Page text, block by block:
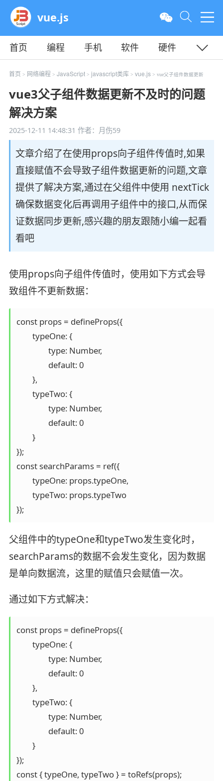
vue.js
首页 编程 手机 软件
硬件
教程
平面 服务器
首页 > 网络编程 > JavaScript> javascript类库> vue.js> vue父子组件数据更新
vue3父子组件数据更新不及时的问题
解决方案
2025-12-11 14:48:31 作者：月伤59
文章介绍了在使用props向子组件传值时,如果
直接赋值不会导致子组件数据更新的问题,文章
提供了解决方案,通过在父组件中使用 nextTick
确保数据变化后再调用子组件中的接口,从而保
证数据同步更新,感兴趣的朋友跟随小编一起看
看吧
使用props向子组件传值时，使用如下方式会导
致组件不更新数据：
const props = defineProps({
});
const searchParams = ref({
});
父组件中的typeOne和typeTwo发生变化时，
searchParams的数据不会发生变化，因为数据
是单向数据流，这里的赋值只会赋值一次。
通过如下方式解决：
const props = defineProps({
});
const { typeOne, typeTwo } = toRefs(props);